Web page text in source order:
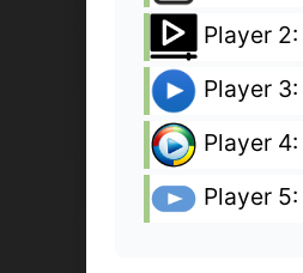
Player 2:
Player 3:
Player 4:
Player 5: